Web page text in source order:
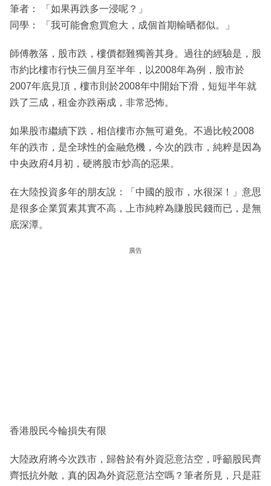
筆者： 「如果再跌多一浸呢？」
同學： 「我可能會愈買愈大，成個首期輸晒都似。」
師傅教落，股市跌，樓價都難獨善其身。過往的經驗是，股
市約比樓市行快三個月至半年，以2008年為例，股市於
2007年底見頂，樓市則於2008年中開始下滑，短短半年就
跌了三成，租金亦跌兩成，非常恐怖。
如果股市繼續下跌，相信樓市亦無可避免。不過比較2008
年的跌市，是全球性的金融危機，今次的跌市，純粹是因為
中央政府4月初，硬將股市炒高的惡果。
在大陸投資多年的朋友說：「中國的股市，水很深！」意思
是很多企業質素其實不高，上市純粹為賺股民錢而已，是無
底深潭。
廣告
香港股民今輪損失有限
大陸政府將今次跌市，歸咎於有外資惡意沽空，呼籲股民齊
齊抵抗外敵，真的因為外資惡意沽空嗎？筆者所見，只是莊